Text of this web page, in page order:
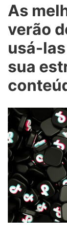
As
verão
usá-
sua